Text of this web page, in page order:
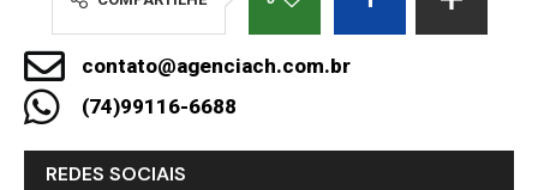
contato@agenciach.com.br
(74)99116-6688
REDES SOCIAIS